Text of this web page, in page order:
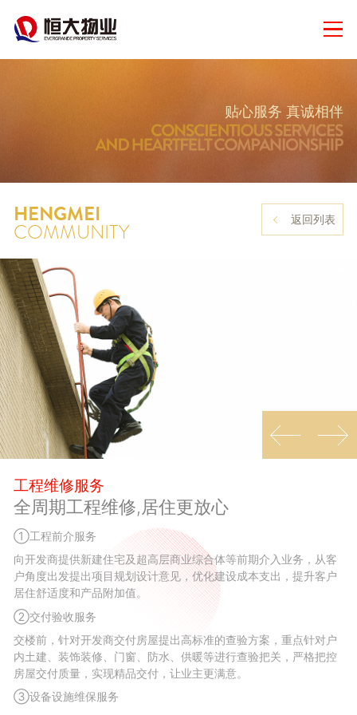
贴心服务 真诚相伴
HENGMEI
COMMUNITY 返回列表
工程维修服务
全周期工程维修,居住更放心
①工程前介服务
向开发商提供新建住宅及超高层商业综合体等前期介入业务，从客
户角度出发提出项目规划设计意见，优化建设成本支出，提升客户
居住舒适度和产品附加值。
②交付验收服务
交楼前，针对开发商交付房屋提出高标准的查验方案，重点针对户
内土建、装饰装修、门窗、防水、供暖等进行查验把关，严格把控
房屋交付质量，实现精品交付，让业主更满意。
③设备设施维保服务